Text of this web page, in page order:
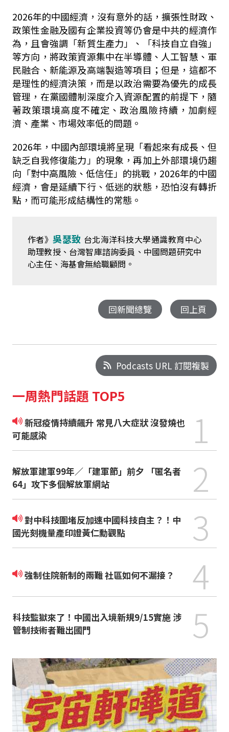
2026年的中國經濟，沒有意外的話，擴張性財政、
政策性金融及國有企業投資等仍會是中共的經濟作
為，且會強調「新質生產力」、「科技自立自強」
等方向，將政策資源集中在半導體、人工智慧、軍
民融合、新能源及高端製造等項目；但是，這都不
是理性的經濟決策，而是以政治需要為優先的成長
管理，在黨國體制深度介入資源配置的前提下，隨
著政策環境高度不確定、政治風險持續，加劇經
濟、產業、市場效率低的問題。
2026年，中國內部環境將呈現「看起來有成長、但
缺乏自我修復能力」的現象，再加上外部環境仍趨
向「對中高風險、低信任」的挑戰，2026年的中國
經濟，會是延續下行、低迷的狀態，恐怕沒有轉折
點，而可能形成結構性的常態。
作者》吳瑟致 台北海洋科技大學通識教育中心
助理教授、台灣智庫諮詢委員、中國問題研究中
心主任、海基會無給職顧問。
回新聞總覽 回上頁
Podcasts URL 訂閱複製
一周熱門話題 TOP5
新冠疫情持續飆升 常見八大症狀 沒發燒也
可能感染
1
解放軍建軍99年／「建軍節」前夕 「匿名者
64」攻下多個解放軍網站
2
對中科技圍堵反加速中國科技自主？！中
國光刻機量產印證黃仁勳觀點
3
強制住院新制的兩難 社區如何不漏接？ 4
科技監獄來了！中國出入境新規9/15實施 涉
管制技術者難出國門
5